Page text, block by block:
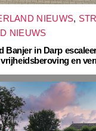
NIEUWS,
NIEUWS
Banjer in Darp
en